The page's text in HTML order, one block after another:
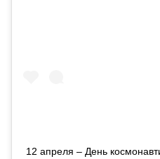
12 апреля – День